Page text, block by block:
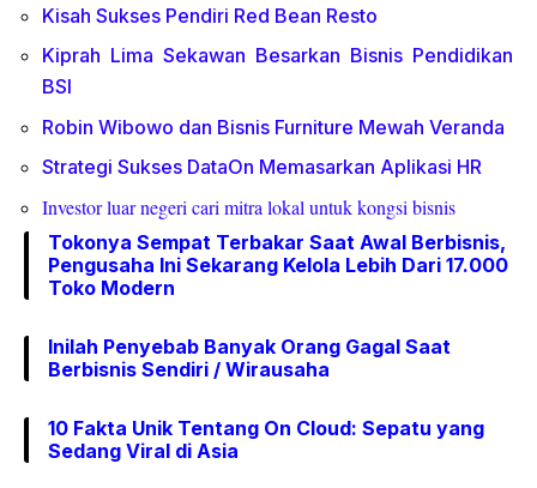
Kisah Sukses Pendiri Red Bean Resto
Kiprah Lima Sekawan Besarkan Bisnis Pendidikan
BSI
Robin Wibowo dan Bisnis Furniture Mewah Veranda
Strategi Sukses DataOn Memasarkan Aplikasi HR
Investor luar negeri cari mitra lokal untuk kongsi bisnis
Tokonya Sempat Terbakar Saat Awal Berbisnis,
Pengusaha Ini Sekarang Kelola Lebih Dari 17.000
Toko Modern
Inilah Penyebab Banyak Orang Gagal Saat
Berbisnis Sendiri / Wirausaha
10 Fakta Unik Tentang On Cloud: Sepatu yang
Sedang Viral di Asia